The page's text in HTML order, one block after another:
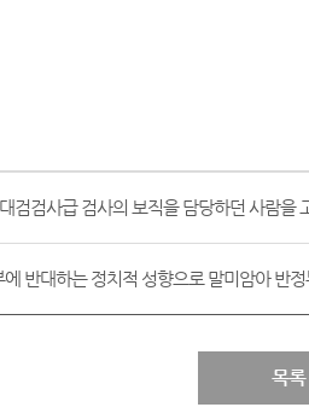
검검사급 검사의 보직을 담당하던 사람을
에 반대하는 정치적 성향으로 말미암아 반정
목록